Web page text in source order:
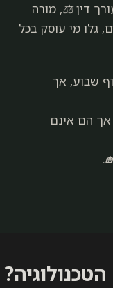
דין ⚖️, מורה
גלו מי עוסק בכל
שבוע, אך
אך הם אינם